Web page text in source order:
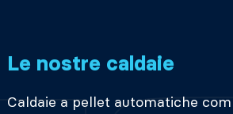
Le nostre caldaie
Caldaie a pellet automatiche